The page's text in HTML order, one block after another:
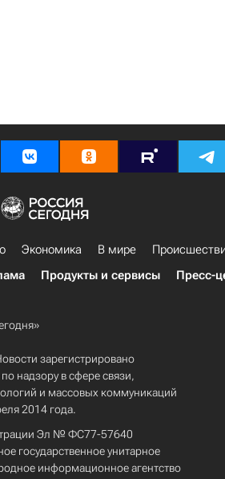
Экономика В мире
Продукты и сервисы Пресс-
зарегистрировано
надзору в сфере связи,
и массовых коммуникаций
2014 года.
Эл № ФС77-57640
государственное унитарное
информационное агентство